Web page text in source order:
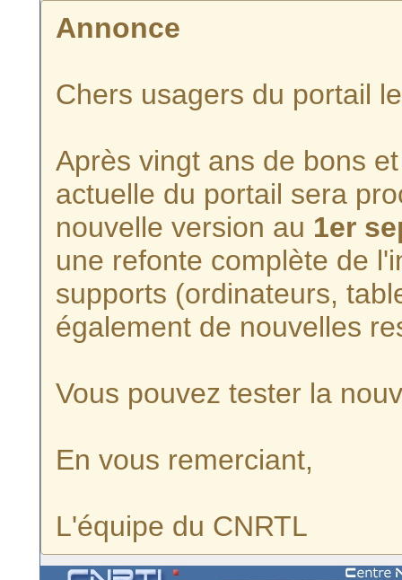
Annonce
Chers usagers du portail
Après vingt ans de bons
actuelle du portail sera
nouvelle version au 1er
une refonte complète de
supports (ordinateurs,
également de nouvelles
Vous pouvez tester la
En vous remerciant,
L'équipe du CNRTL